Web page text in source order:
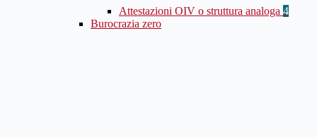
Attestazioni OIV o struttura analoga 4
Burocrazia zero